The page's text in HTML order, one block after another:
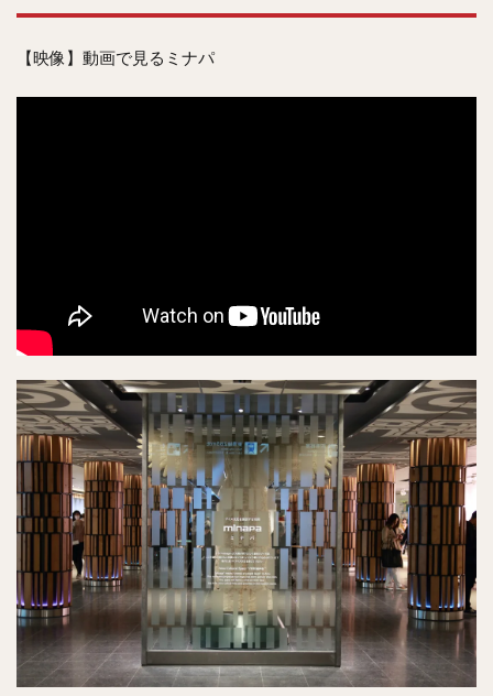
【映像】動画で見るミナパ